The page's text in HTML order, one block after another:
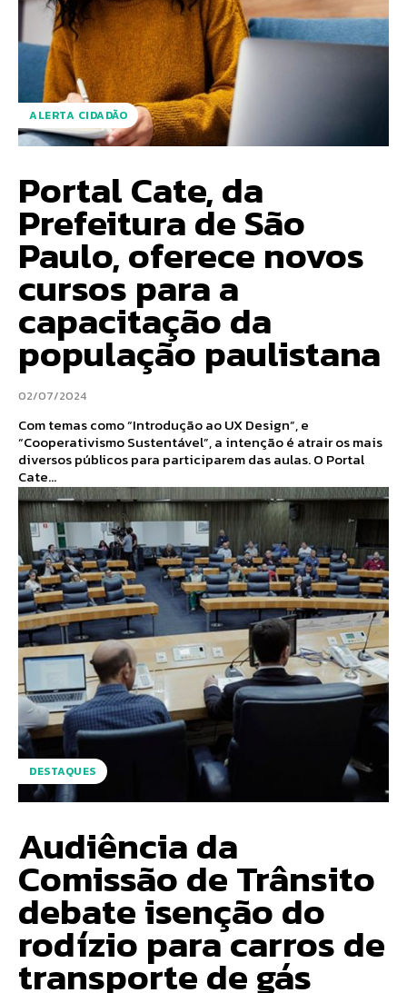
ALERTA CIDADÃO
Portal Cate, da
Prefeitura de São
Paulo, oferece novos
cursos para a
capacitação da
população paulistana
02/07/2024
Com temas como “Introdução ao UX Design”, e
“Cooperativismo Sustentável”, a intenção é atrair os mais
diversos públicos para participarem das aulas. O Portal
Cate...
DESTAQUES
Audiência da
Comissão de Trânsito
debate isenção do
rodízio para carros de
transporte de gás